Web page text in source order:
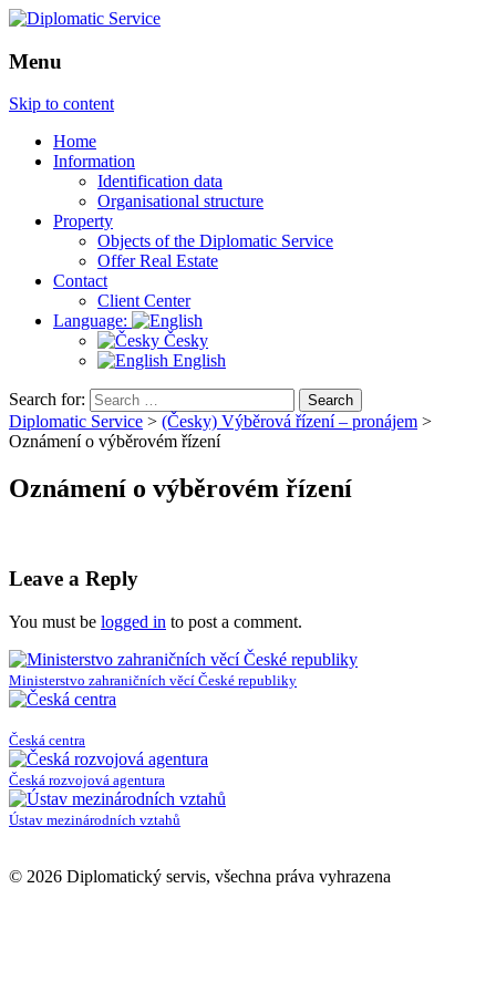
Menu
Skip to content
Home
Information
Identification data
Organisational structure
Property
Objects of the Diplomatic Service
Offer Real Estate
Contact
Client Center
Language:
Česky
English
Search for:
Diplomatic Service > (Česky) Výběrová řízení – pronájem >
Oznámení o výběrovém řízení
Oznámení o výběrovém řízení
Leave a Reply
You must be logged in to post a comment.
Ministerstvo zahraničních věcí České republiky
Česká centra
Česká rozvojová agentura
Ústav mezinárodních vztahů
© 2026 Diplomatický servis, všechna práva vyhrazena